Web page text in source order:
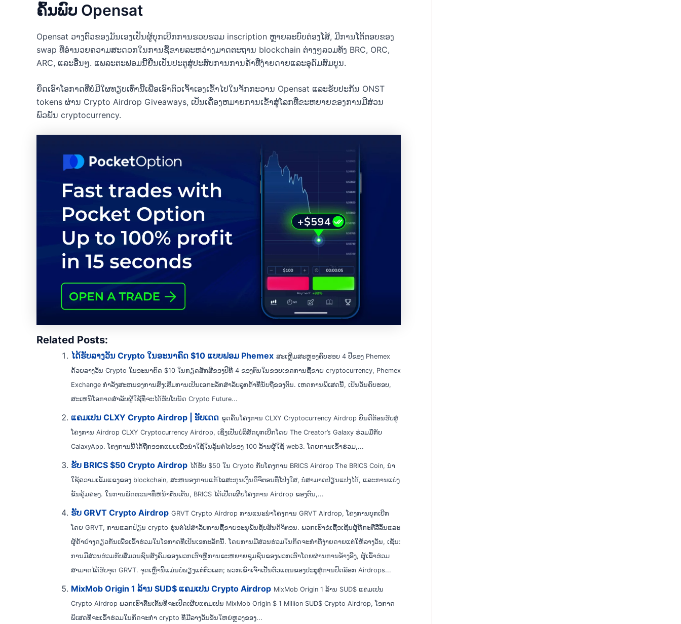
ຄົ້ນພົບ Opensat
Opensat ວາງຕົວຂອງມັນເອງເປັນຜູ້ບຸກເບີກການຮວບຮວມ inscription ຫຼາຍລະບົບຕ່ອງໂສ້, ມີການໂຕ້ຕອບຂອງ
swap ທີ່ອໍານວຍຄວາມສະດວກໃນການຊື້ຂາຍລະຫວ່າງມາດຕະຖານ blockchain ຕ່າງໆລວມທັງ BRC, ORC,
ARC, ແລະອື່ນໆ. ແພລະຕະຟອມນີ້ຢືນເປັນປະຕູສູ່ປະສົບການການຄ້າທີ່ງ່າຍດາຍແລະອຸດົມສົມບູນ.
ຍຶດເອົາໂອກາດທີ່ບໍ່ມີໃຜທຽບເທົ່ານີ້ເພື່ອເອົາຕົວເຈົ້າເອງເຂົ້າໄປໃນຈັກກະວານ Opensat ແລະຮັບປະກັນ ONST
tokens ຜ່ານ Crypto Airdrop Giveaways, ເປັນເຄື່ອງຫມາຍການເຂົ້າສູ່ໂລກທີ່ຂະຫຍາຍຂອງການມີສ່ວນ
ພົວພັນ cryptocurrency.
Related Posts:
ໄດ້ຮັບລາງວັນ Crypto ໃນອະນາຄົດ $10 ແບບຟອມ Phemex ສະເຫຼີມສະຫຼອງຄົບຮອບ 4 ປີຂອງ Phemex
ດ້ວຍລາງວັນ Crypto ໃນອະນາຄົດ $10 ໃນກຽດສັກສີຂອງປີທີ 4 ຂອງຕົນໃນຂອບເຂດການຊື້ຂາຍ cryptocurrency, Phemex
Exchange ກໍາລັງສະຫນອງການສົ່ງເສີມການເປັນເອກະລັກສໍາລັບລູກຄ້າທີ່ນັບຖືຂອງຕົນ. ເຫດການພິເສດນີ້, ເປັນວັນຄົບຮອບ,
ສະເຫນີໂອກາດສໍາລັບຜູ້ໃຊ້ທີ່ຈະໄດ້ຮັບໂບນັດ Crypto Future...
ແຄມເປນ CLXY Crypto Airdrop | ອັບເດດ ຂຸດຄົ້ນໂຄງການ CLXY Cryptocurrency Airdrop ຍິນດີຕ້ອນຮັບສູ່
ໂຄງການ Airdrop CLXY Cryptocurrency Airdrop, ເຊິ່ງເປັນບໍລິສັດບຸກເບີກໂດຍ The Creator’s Galaxy ຮ່ວມມືກັບ
CalaxyApp. ໂຄງ​ການ​ນີ້​ໄດ້​ຖືກ​ອອກ​ແບບ​ເພື່ອ​ນໍາ​ໃຊ້​ໃນ​ລຸ້ນ​ຕໍ່​ໄປ​ຂອງ 100 ລ້ານ​ຜູ້​ໃຊ້ web3​. ໂດຍການເຂົ້າຮ່ວມ,...
ຮັບ BRICS $50 Crypto Airdrop ໄດ້ຮັບ $50 ໃນ Crypto ກັບໂຄງການ BRICS Airdrop The BRICS Coin, ນໍາ
ໃຊ້ຄວາມເຂັ້ມແຂງຂອງ blockchain, ສະຫນອງການແກ້ໄຂສະກຸນເງິນດິຈິຕອນທີ່ໂປ່ງໃສ, ບໍ່ສາມາດປ່ຽນແປງໄດ້, ແລະການແບ່ງ
ຂັ້ນຄຸ້ມຄອງ. ໃນການພັດທະນາທີ່ຫນ້າຕື່ນເຕັ້ນ, BRICS ໄດ້ເປີດເຜີຍໂຄງການ Airdrop ຂອງຕົນ,...
ຮັບ GRVT Crypto Airdrop GRVT Crypto Airdrop ການແນະນໍາໂຄງການ GRVT Airdrop, ໂຄງການບຸກເບີກ
ໂດຍ GRVT, ການແລກປ່ຽນ crypto ຮຸ່ນຕໍ່ໄປສໍາລັບການຊື້ຂາຍອະນຸພັນຊັບສິນດິຈິຕອນ. ພວກ​ເຮົາ​ຂໍ​ເຊື້ອ​ເຊີນ​ຜູ້​ທີ່​ກະ​ຕື​ລື​ລົ້ນ​ແລະ​
ຜູ້​ຄ້າ​ຢ່າງ​ດຽວ​ກັນ​ເພື່ອ​ເຂົ້າ​ຮ່ວມ​ໃນ​ໂອ​ກາດ​ທີ່​ເປັນ​ເອ​ກະ​ລັກ​ນີ້​. ໂດຍການມີສ່ວນຮ່ວມໃນກິດຈະກໍາທີ່ງ່າຍດາຍແຕ່ໃຫ້ລາງວັນ, ເຊັ່ນ:
ການມີສ່ວນຮ່ວມກັບສື່ມວນຊົນສັງຄົມຂອງພວກເຮົາຫຼືການຂະຫຍາຍຊຸມຊົນຂອງພວກເຮົາໂດຍຜ່ານການອ້າງອີງ, ຜູ້ເຂົ້າຮ່ວມ
ສາມາດໄດ້ຮັບຈຸດ GRVT. ຈຸດເຫຼົ່ານີ້ແມ່ນບໍ່ພຽງແຕ່ຕົວເລກ; ພວກເຂົາເຈົ້າເປັນຕົວແທນຂອງປະຕູສູ່ການປົດລັອກ Airdrops...
MixMob Origin 1 ລ້ານ SUD$ ແຄມເປນ Crypto Airdrop MixMob Origin 1 ລ້ານ SUD$ ແຄມເປນ
Crypto Airdrop ພວກເຮົາຕື່ນເຕັ້ນທີ່ຈະເປີດເຜີຍແຄມເປນ MixMob Origin $ 1 Million SUD$ Crypto Airdrop, ໂອກາດ
ພິເສດທີ່ຈະເຂົ້າຮ່ວມໃນກິດຈະກໍາ crypto ທີ່ມີລາງວັນອັນໃຫຍ່ຫຼວງຂອງ...